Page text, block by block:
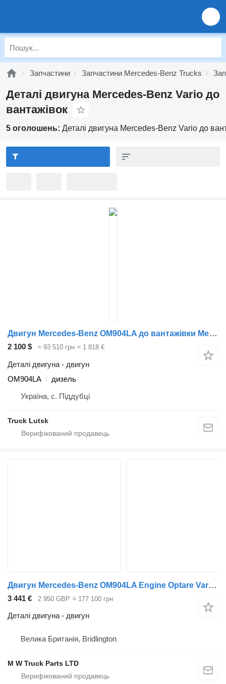
Запчастини Запчастини Mercedes-Benz Trucks
Деталі двигуна Mercedes-Benz Vario до
вантажівок
5 оголошень: Деталі двигуна Mercedes-Benz Vario до
Двигун Mercedes-Benz OM904LA до вантажівки Mercedes-Benz Atego,Vario
2 100 $ ≈ 93 510 грн ≈ 1 818 €
Деталі двигуна - двигун
OM904LA
дизель
Україна, с. Піддубці
Truck Lutsk
Двигун Mercedes-Benz OM904LA Engine Optare Vario Atego Adblue Euro 4 5 до вантажівки Mercedes-Benz Vario Atego
3 441 € 2 950 GBP ≈ 177 100 грн
Деталі двигуна - двигун
Велика Британія, Bridlington
M W Truck Parts LTD